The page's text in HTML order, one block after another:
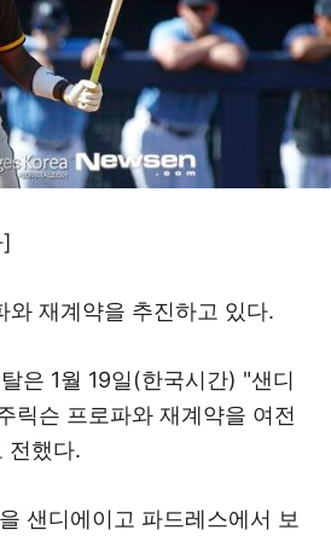
와 재계약을 추진하고 있다.
은 1월 19일(한국시간) "샌디
릭슨 프로파와 재계약을 여전
전했다.
샌디에이고 파드레스에서 보